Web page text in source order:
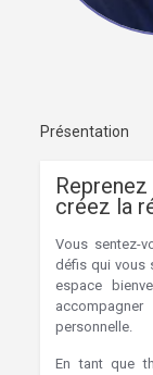
Présentation
créez la
Vous sentez-
défis qui vous
espace
personnelle.
En tant que